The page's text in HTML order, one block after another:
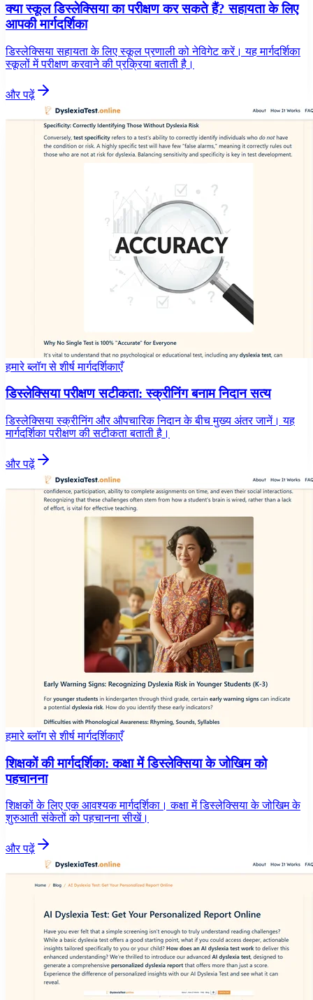
क्या स्कूल डिस्लेक्सिया का परीक्षण कर सकते हैं? सहायता के लिए
आपकी मार्गदर्शिका
डिस्लेक्सिया सहायता के लिए स्कूल प्रणाली को नेविगेट करें। यह मार्गदर्शिका
स्कूलों में परीक्षण करवाने की प्रक्रिया बताती है।
और पढ़ें
हमारे ब्लॉग से शीर्ष मार्गदर्शिकाएँ
डिस्लेक्सिया परीक्षण सटीकता: स्क्रीनिंग बनाम निदान सत्य
डिस्लेक्सिया स्क्रीनिंग और औपचारिक निदान के बीच मुख्य अंतर जानें। यह
मार्गदर्शिका परीक्षण की सटीकता बताती है।
और पढ़ें
हमारे ब्लॉग से शीर्ष मार्गदर्शिकाएँ
शिक्षकों की मार्गदर्शिका: कक्षा में डिस्लेक्सिया के जोखिम को
पहचानना
शिक्षकों के लिए एक आवश्यक मार्गदर्शिका। कक्षा में डिस्लेक्सिया के जोखिम के
शुरुआती संकेतों को पहचानना सीखें।
और पढ़ें